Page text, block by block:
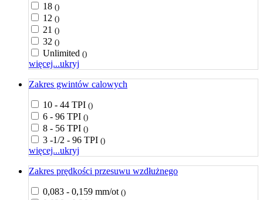
18 ()
12 ()
21 ()
32 ()
Unlimited ()
więcej...ukryj
Zakres gwintów calowych
10 - 44 TPI ()
6 - 96 TPI ()
8 - 56 TPI ()
3 -1/2 - 96 TPI ()
więcej...ukryj
Zakres prędkości przesuwu wzdłużnego
0,083 - 0,159 mm/ot ()